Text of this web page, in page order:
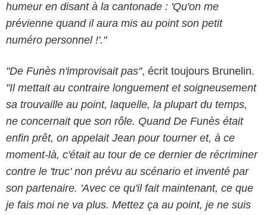
humeur en disant à la cantonade : 'Qu'on me
prévienne quand il aura mis au point son petit
numéro personnel !'."
"De Funès n'improvisait pas", écrit toujours Brunelin.
"Il mettait au contraire longuement et soigneusement
sa trouvaille au point, laquelle, la plupart du temps,
ne concernait que son rôle. Quand De Funès était
enfin prêt, on appelait Jean pour tourner et, à ce
moment-là, c'était au tour de ce dernier de récriminer
contre le 'truc' non prévu au scénario et inventé par
son partenaire. 'Avec ce qu'il fait maintenant, ce que
je fais moi ne va plus. Mettez ça au point, je ne suis